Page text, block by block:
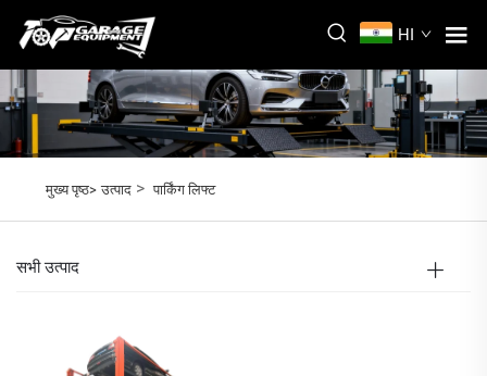
HI
मुख्य पृष्ठ> उत्पाद>पार्किंग लिफ्ट
सभी उत्पाद